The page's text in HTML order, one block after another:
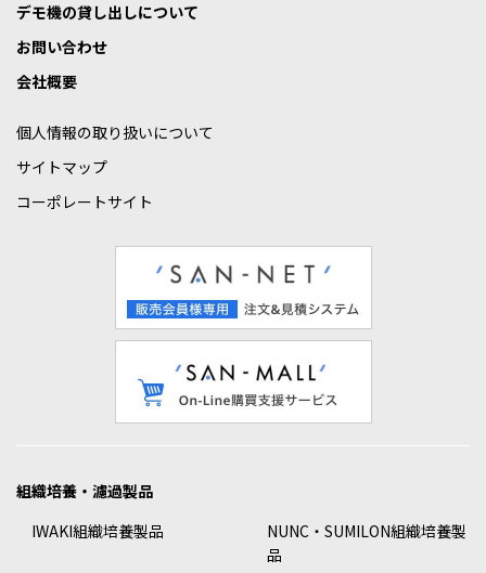
デモ機の貸し出しについて
お問い合わせ
会社概要
個人情報の取り扱いについて
サイトマップ
コーポレートサイト
組織培養・濾過製品
IWAKI組織培養製品
NUNC・SUMILON組織培養製
品